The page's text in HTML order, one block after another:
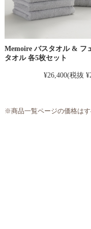
Memoire バスタオル & フ
タオル 各5枚セット
¥26,400(税抜
※商品一覧ページの価格は